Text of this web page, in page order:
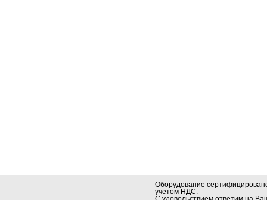
Оборудование
учетом НДС.